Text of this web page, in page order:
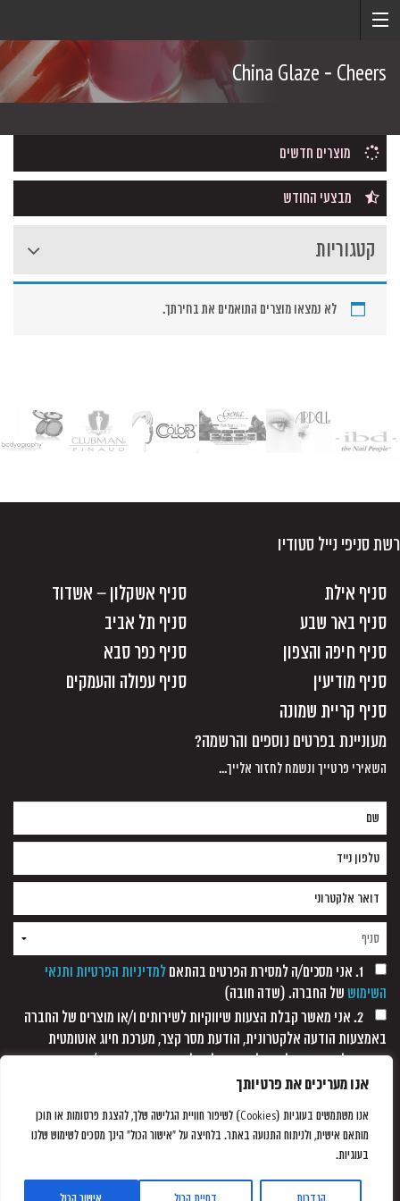
אנו מעריכים את פרטיותך
אנו משתמשים בעוגיות (Cookies) לשיפור חוויית הגלישה שלך, להצגת פרסומות או תוכן
מותאם אישית, ולניתוח התנועה באתר. בלחיצה על "אישור הכול" הינך מסכים לשימוש שלנו
בעוגיות.
China Glaze - Cheers
מוצרים חדשים
מבצעי החודש
קטגוריות
לא נמצאו מוצרים התואמים את בחירתך.
רשת סניפי נייל סטודיו
סניף אילת
סניף אשקלון – אשדוד
סניף באר שבע
סניף תל אביב
סניף חיפה והצפון
סניף כפר סבא
סניף מודיעין
סניף עפולה והעמקים
סניף קריית שמונה
מעוניינת בפרטים נוספים והרשמה?
השאירי פרטייך ונשמח לחזור אלייך...
1. אני מסכים/ה למסירת הפרטים בהתאם
למדיניות הפרטיות ותנאי
השימוש של החברה. (שדה חובה)
2. אני מאשר קבלת הצעות שיווקיות לשירותים ו/או מוצרים של החברה
באמצעות הודעה אלקטרונית, הודעת מסר קצר, מערכת חיוג אוטומטית
ופקסימיליה, וזאת כל עוד לא נתקבלה כל הודעה אחרת ממני/